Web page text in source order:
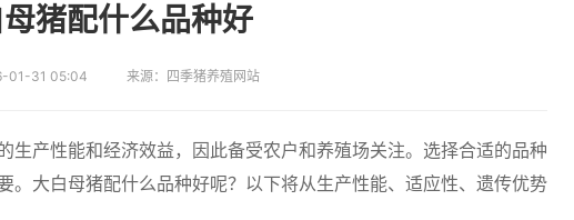
猪配什么品种好
01-31 05:04 来源：四季猪养殖网站
生产性能和经济效益，因此备受农户和养殖场关注。选择合适的品种
。大白母猪配什么品种好呢？以下将从生产性能、适应性、遗传优势